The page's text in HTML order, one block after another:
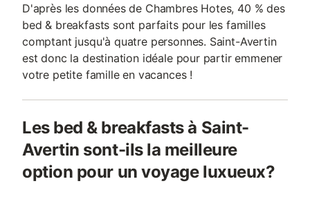
D'après les données de Chambres Hotes, 40 % des
bed & breakfasts sont parfaits pour les familles
comptant jusqu'à quatre personnes. Saint-Avertin
est donc la destination idéale pour partir emmener
votre petite famille en vacances !
Les bed & breakfasts à Saint-
Avertin sont-ils la meilleure
option pour un voyage luxueux?